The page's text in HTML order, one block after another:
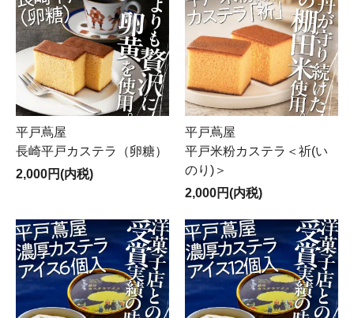
平戸蔦屋
長崎平戸カステラ（卵糖）
2,000円(内税)
平戸蔦屋
平戸米粉カステラ＜祈(い
のり)＞
2,000円(内税)